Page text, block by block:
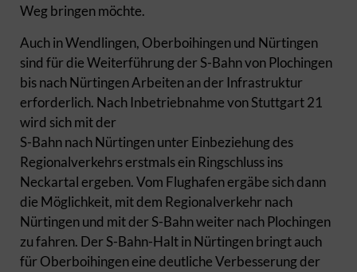
Weg bringen möchte.
Auch in Wendlingen, Oberboihingen und Nürtingen
sind für die Weiterführung der S-Bahn von Plochingen
bis nach Nürtingen Arbeiten an der Infrastruktur
erforderlich. Nach Inbetriebnahme von Stuttgart 21
wird sich mit der
S-Bahn nach Nürtingen unter Einbeziehung des
Regionalverkehrs erstmals ein Ringschluss ins
Neckartal ergeben. Vom Flughafen ergäbe sich dann
die Möglichkeit, mit dem Regionalverkehr nach
Nürtingen und mit der S-Bahn weiter nach Plochingen
zu fahren. Der S-Bahn-Halt in Nürtingen bringt auch
für Oberboihingen eine deutliche Verbesserung der